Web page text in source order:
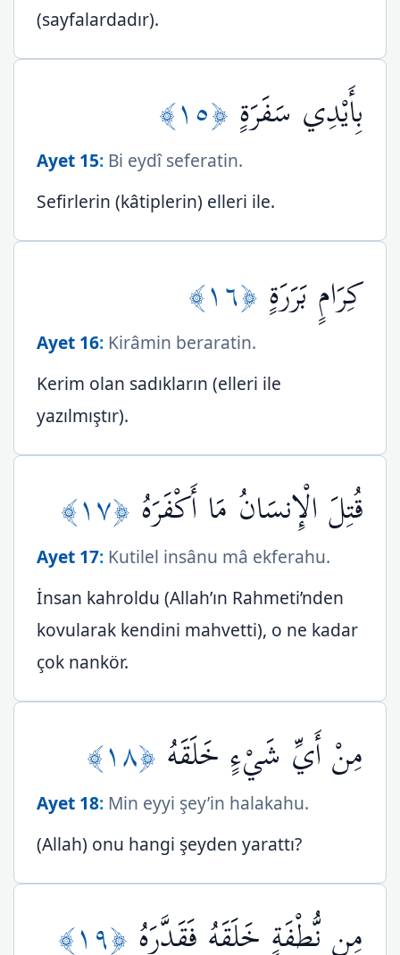
(sayfalardadır).
بِأَيْدِي سَفَرَةٍ ﴿١٥﴾
Ayet 15: Bi eydî seferatin.
Sefirlerin (kâtiplerin) elleri ile.
كِرَامٍ بَرَرَةٍ ﴿١٦﴾
Ayet 16: Kirâmin beraratin.
Kerim olan sadıkların (elleri ile
yazılmıştır).
قُتِلَ الْإِنسَانُ مَا أَكْفَرَهُ ﴿١٧﴾
Ayet 17: Kutilel insânu mâ ekferahu.
İnsan kahroldu (Allah’ın Rahmeti’nden
kovularak kendini mahvetti), o ne kadar
çok nankör.
مِنْ أَيِّ شَيْءٍ خَلَقَهُ ﴿١٨﴾
Ayet 18: Min eyyi şey’in halakahu.
(Allah) onu hangi şeyden yarattı?
مِن نُّطْفَةٍ خَلَقَهُ فَقَدَّرَهُ ﴿١٩﴾